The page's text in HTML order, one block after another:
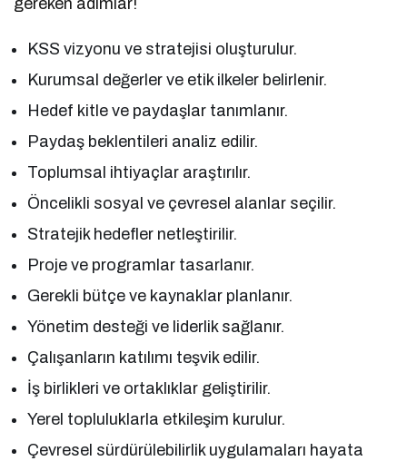
gereken adımlar!
KSS vizyonu ve stratejisi oluşturulur.
Kurumsal değerler ve etik ilkeler belirlenir.
Hedef kitle ve paydaşlar tanımlanır.
Paydaş beklentileri analiz edilir.
Toplumsal ihtiyaçlar araştırılır.
Öncelikli sosyal ve çevresel alanlar seçilir.
Stratejik hedefler netleştirilir.
Proje ve programlar tasarlanır.
Gerekli bütçe ve kaynaklar planlanır.
Yönetim desteği ve liderlik sağlanır.
Çalışanların katılımı teşvik edilir.
İş birlikleri ve ortaklıklar geliştirilir.
Yerel topluluklarla etkileşim kurulur.
Çevresel sürdürülebilirlik uygulamaları hayata